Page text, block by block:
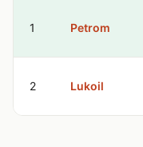
1 Petrom
2 Lukoil